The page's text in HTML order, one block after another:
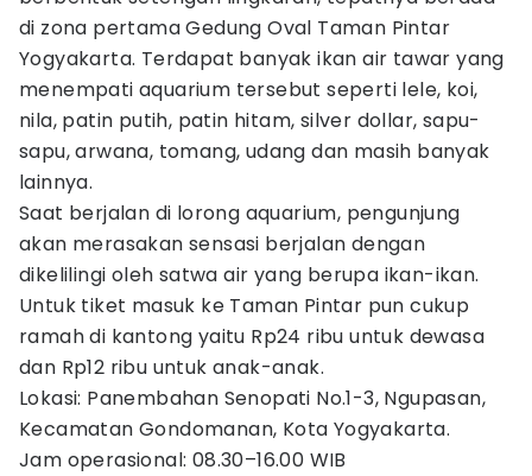
di zona pertama Gedung Oval Taman Pintar
Yogyakarta. Terdapat banyak ikan air tawar yang
menempati aquarium tersebut seperti lele, koi,
nila, patin putih, patin hitam, silver dollar, sapu-
sapu, arwana, tomang, udang dan masih banyak
lainnya.
Saat berjalan di lorong aquarium, pengunjung
akan merasakan sensasi berjalan dengan
dikelilingi oleh satwa air yang berupa ikan-ikan.
Untuk tiket masuk ke Taman Pintar pun cukup
ramah di kantong yaitu Rp24 ribu untuk dewasa
dan Rp12 ribu untuk anak-anak.
Lokasi: Panembahan Senopati No.1-3, Ngupasan,
Kecamatan Gondomanan, Kota Yogyakarta.
Jam operasional: 08.30–16.00 WIB